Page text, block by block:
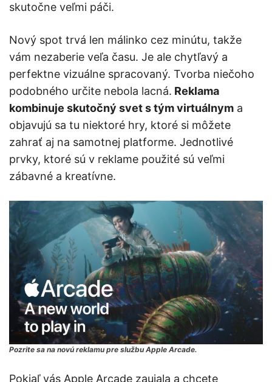
skutočne veľmi páči.
Nový spot trvá len málinko cez minútu, takže
vám nezaberie veľa času. Je ale chytľavý a
perfektne vizuálne spracovaný. Tvorba niečoho
podobného určite nebola lacná. Reklama
kombinuje skutočný svet s tým virtuálnym a
objavujú sa tu niektoré hry, ktoré si môžete
zahrať aj na samotnej platforme. Jednotlivé
prvky, ktoré sú v reklame použité sú veľmi
zábavné a kreatívne.
Pozrite sa na novú reklamu pre službu Apple Arcade.
Pokiaľ vás Apple Arcade zaujala a chcete